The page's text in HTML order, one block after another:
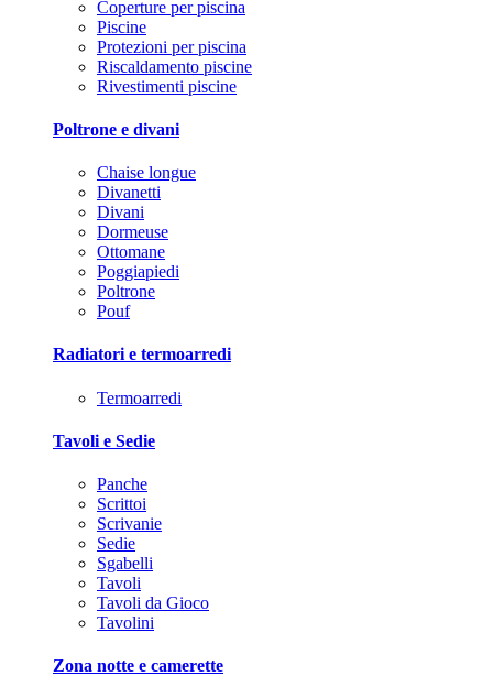
Coperture per piscina
Piscine
Protezioni per piscina
Riscaldamento piscine
Rivestimenti piscine
Poltrone e divani
Chaise longue
Divanetti
Divani
Dormeuse
Ottomane
Poggiapiedi
Poltrone
Pouf
Radiatori e termoarredi
Termoarredi
Tavoli e Sedie
Panche
Scrittoi
Scrivanie
Sedie
Sgabelli
Tavoli
Tavoli da Gioco
Tavolini
Zona notte e camerette